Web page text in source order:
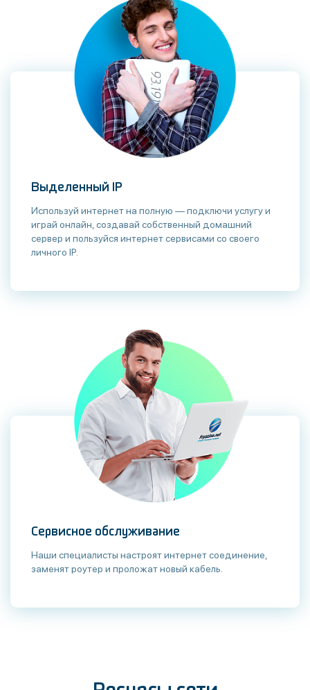
Выделенный IP
Используй интернет на полную — подключи услугу и
играй онлайн, создавай собственный домашний
сервер и пользуйся интернет сервисами со своего
личного IP.
Сервисное обслуживание
Наши специалисты настроят интернет соединение,
заменят роутер и проложат новый кабель.